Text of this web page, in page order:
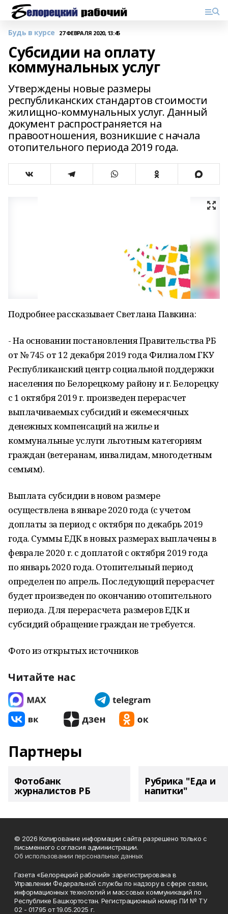
Будь в курсе 27 ФЕВРАЛЯ 2020, 13:45
Субсидии на оплату
коммунальных услуг
Утверждены новые размеры
республиканских стандартов стоимости
жилищно-коммунальных услуг. Данный
документ распространяется на
правоотношения, возникшие с начала
отопительного периода 2019 года.
Подробнее рассказывает Светлана Павкина:
- На основании постановления Правительства РБ
от № 745 от 12 декабря 2019 года Филиалом ГКУ
Республиканский центр социальной поддержки
населения по Белорецкому району и г. Белорецку
с 1 октября 2019 г. произведен перерасчет
выплачиваемых субсидий и ежемесячных
денежных компенсаций на жилье и
коммунальные услуги льготным категориям
граждан (ветеранам, инвалидам, многодетным
семьям).
Выплата субсидии в новом размере
осуществлена в январе 2020 года (с учетом
доплаты за период с октября по декабрь 2019
года. Суммы ЕДК в новых размерах выплачены в
феврале 2020 г. с доплатой с октября 2019 года
по январь 2020 года. Отопительный период
определен по апрель. Последующий перерасчет
будет произведен по окончанию отопительного
периода. Для перерасчета размеров ЕДК и
субсидий обращение граждан не требуется.
Фото из открытых источников
Читайте нас
Партнеры
Фотобанк
журналистов РБ
Рубрика "Еда и
напитки"
© 2026 Копирование информации сайта разрешено только с
письменного согласия администрации.
Об использовании персональных данных
Газета «Белорецкий рабочий» зарегистрирована в
Управлении Федеральной службы по надзору в сфере связи,
информационных технологий и массовых коммуникаций по
Республике Башкортостан. Регистрационный номер ПИ № ТУ
02 - 01795 от 19.05.2025 г.